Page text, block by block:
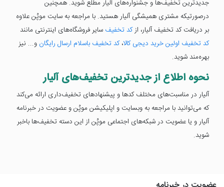
جدیدترین تخفیف‌ها و جشنواره‌های آلیار مطلع شوید. همچنین
درصورتیکه مشتری همیشگی آلیار هستید. با مراجعه به سایت موپُن علاوه
بر دریافت کد تخفیف آلیار، ازکد تخفیف سایر فروشگاه‌های اینترنتی مانند
کد تخفیف اولین خرید دیجی کالا،کد تخفیف باسلام ارسال رایگان و... نیز
بهره‌مند شوید.
نحوه اطلاع از جدیدترین تخفیف‌های آلیار
آلیار در مناسبت‌های مختلف کدها و پیشنهادهای تخفیف‌داری ارائه می‌کند
که می‌توانید با مراجعه به وبسایت و اپلیکیشن موپُن و عضویت در خبرنامه
آلیار و یا عضویت در شبکه‌های اجتماعی موپُن از این دسته تخفیف‌ها باخبر
شوید.